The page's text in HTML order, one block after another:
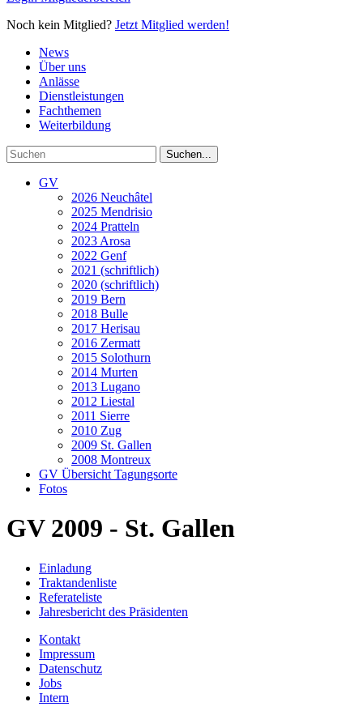
Noch kein Mitglied? Jetzt Mitglied werden!
News
Über uns
Anlässe
Dienstleistungen
Fachthemen
Weiterbildung
GV
2026 Neuchâtel
2025 Mendrisio
2024 Pratteln
2023 Arosa
2022 Genf
2021 (schriftlich)
2020 (schriftlich)
2019 Bern
2018 Bulle
2017 Herisau
2016 Zermatt
2015 Solothurn
2014 Murten
2013 Lugano
2012 Liestal
2011 Sierre
2010 Zug
2009 St. Gallen
2008 Montreux
GV Übersicht Tagungsorte
Fotos
GV 2009 - St. Gallen
Einladung
Traktandenliste
Referateliste
Jahresbericht des Präsidenten
Kontakt
Impressum
Datenschutz
Jobs
Intern